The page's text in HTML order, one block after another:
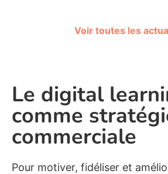
Voir toutes les
Le digital
comme
commerciale
Pour motiver, fidéliser et